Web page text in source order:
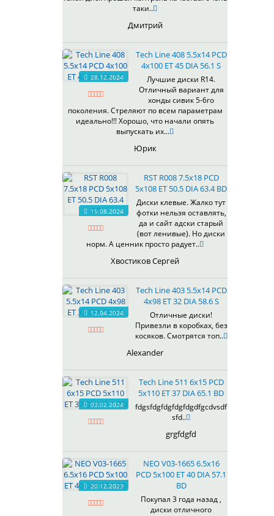
R207
R207FF
R208
R2101FF
R2102FF
R2103FF
R2104FF
R2107FF
R2108FF
R2109FF
R217
R2202FF
R2203FF
R2204FF
R2205FF
R2206FF
R227
R228
R247
R248
R257
таки..
Дмитрий
28.12.2024
Tech Line 408 5.5x14 PCD
4x100 ET 45 DIA 56.1 S
Лучшие диски R14.
Отличный вариант для
хонды сивик 5-6го
поколения. Стреляют по всем параметрам
идеально!!! Хорошо, что начали опять
выпускать их...
Юрик
15.08.2024
RST R008 7.5x18 PCD
5x108 ET 50.5 DIA 63.4 BD
Диски клевые. Жалко тут
фотки нельзя оставлять,
да и сайт адски старый
(вот ленивые). Но диски
норм. А ценник просто радует..
Хвостиков Сергей
12.04.2024
Tech Line 403 5.5x14 PCD
4x98 ET 32 DIA 58.6 S
Отличные диски!
Привезли в коробках, без
косяков. Смотрятся топ..
Alexander
03.02.2024
Tech Line 511 6x15 PCD
5x110 ET 37 DIA 65.1 BD
fdgsfdgfdgfdgfdgdfgcdvsdf
sfd..
grgfdgfd
20.12.2023
NEO V03-1665 6.5x16
PCD 5x100 ET 40 DIA 57.1
BD
Покупал 3 года назад ,
диски отличного